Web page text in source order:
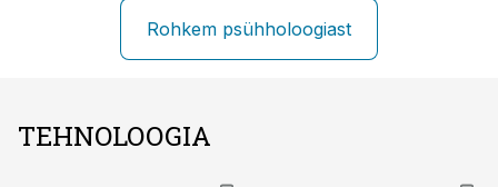
Rohkem psühholoogiast
TEHNOLOOGIA